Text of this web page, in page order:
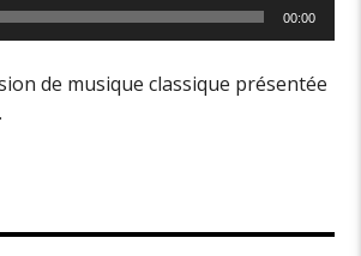
00:00
de musique classique présentée